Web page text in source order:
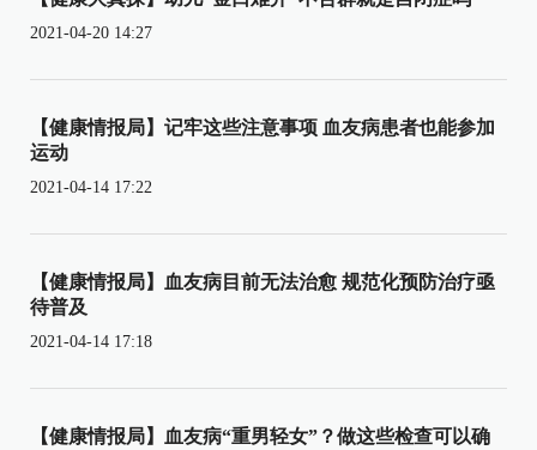
2021-04-20 14:27
【健康情报局】记牢这些注意事项 血友病患者也能参加
运动
2021-04-14 17:22
【健康情报局】血友病目前无法治愈 规范化预防治疗亟
待普及
2021-04-14 17:18
【健康情报局】血友病“重男轻女”？做这些检查可以确